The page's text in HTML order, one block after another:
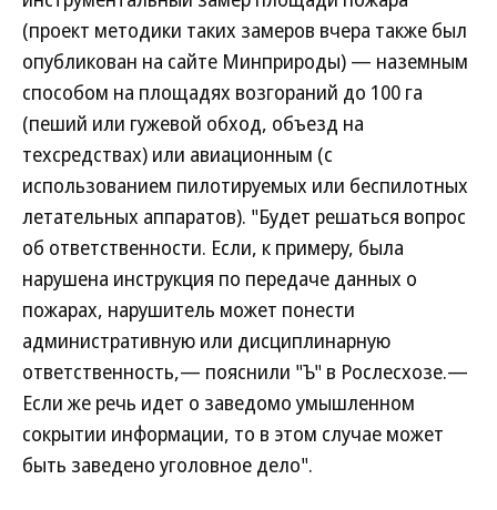
(проект методики таких замеров вчера также был
опубликован на сайте Минприроды) — наземным
способом на площадях возгораний до 100 га
(пеший или гужевой обход, объезд на
техсредствах) или авиационным (с
использованием пилотируемых или беспилотных
летательных аппаратов). "Будет решаться вопрос
об ответственности. Если, к примеру, была
нарушена инструкция по передаче данных о
пожарах, нарушитель может понести
административную или дисциплинарную
ответственность,— пояснили "Ъ" в Рослесхозе.—
Если же речь идет о заведомо умышленном
сокрытии информации, то в этом случае может
быть заведено уголовное дело".